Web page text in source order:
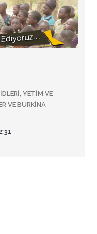
YETİM VE
VE BURKİNA